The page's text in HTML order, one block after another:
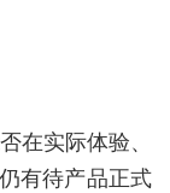
在实际体验、
有待产品正式